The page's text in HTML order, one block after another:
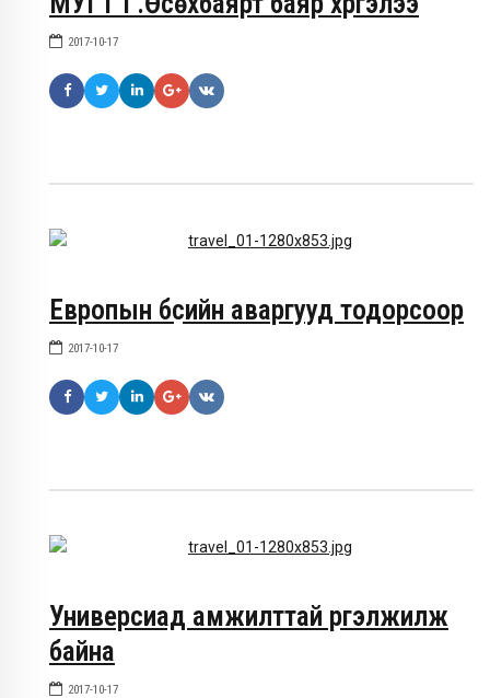
2017-10-17
Европын бүсийн аваргууд тодорсоор
2017-10-17
Универсиад амжилттай үргэлжилж
байна
2017-10-17